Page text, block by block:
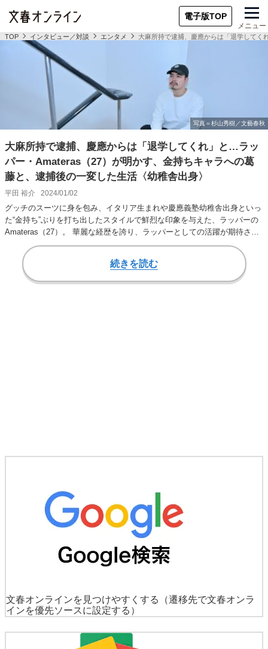
電子版TOP
メニュー
TOP インタビュー／対談 エンタメ 大麻所持で逮捕、慶應からは「退学してく
大麻所持で逮捕、慶應からは「退学してくれ」と…ラッ
パー・Amateras（27）が明かす、金持ちキャラへの葛
藤と、逮捕後の一変した生活〈幼稚舎出身〉
平田 裕介 2024/01/02
グッチのスーツに身を包み、イタリア生まれや慶應義塾幼稚舎出身といっ
た“金持ち”ぶりを打ち出したスタイルで鮮烈な印象を与えた、ラッパーの
Amateras（27）。 華麗な経歴を誇り、ラッパーとしての活躍が期待され
続きを読む
文春オンラインを見つけやすくする
（遷移先で文春オンラ
インを優先ソースに設定する）